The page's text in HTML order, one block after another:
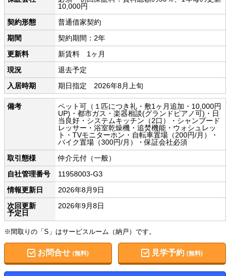
10,000円
契約形態
普通借家契約
期間
契約期間：2年
更新料
新賃料 1ヶ月
現況
退去予定
入居時期
期日指定 2026年8月上旬
備考
ペット可（１匹につき礼・敷1ヶ月追加・10,000円
UP)・都市ガス・楽器相談(グランドピアノ可)・日
当良好・システムキッチン（2口）・シャンプード
レッサー・浴室乾燥機・追焚機能・ウォシュレッ
ト・TVモニターホン・自転車置場（200円/月）・
バイク置場（300円/月）・保証会社必須
取引態様
仲介元付（一般）
自社管理番号
11958003-G3
情報更新日
2026年8月9日
次回更新
予定日
2026年9月8日
※間取りの「S」はサービスルーム（納戸）です。
お問合せ (無料) 見学予約(無料)